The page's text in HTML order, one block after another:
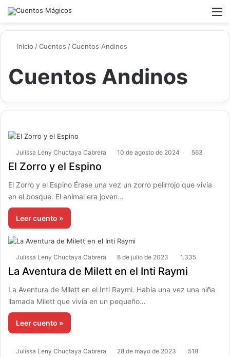
Switch skin
Inicio /Cuentos /Cuentos Andinos
Cuentos Andinos
Julissa Leny Chuctaya Cabrera 10 de agosto de 2024 563
El Zorro y el Espino
El Zorro y el Espino Érase una vez un zorro pelirrojo que vivía
en el bosque. El animal era joven…
Leer cuento »
Julissa Leny Chuctaya Cabrera 8 de julio de 2023 1.335
La Aventura de Milett en el Inti Raymi
La Aventura de Milett en el Inti Raymi. Había una vez una niña
llamada Milett que vivía en un pequeño…
Leer cuento »
Julissa Leny Chuctaya Cabrera 28 de mayo de 2023 518